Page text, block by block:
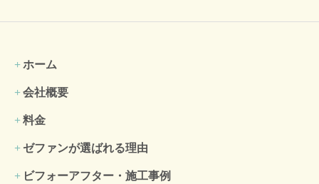
ホーム
会社概要
料金
ゼファンが選ばれる理由
ビフォーアフター・施工事例